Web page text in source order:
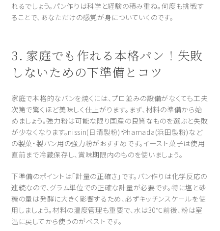
れるでしょう。パン作りは科学と経験の積み重ね。何度も挑戦す
ることで、あなただけの感覚が身についていくのです。
3. 家庭でも作れる本格パン！失敗
しないための下準備とコツ
家庭で本格的なパンを焼くには、プロ並みの設備がなくても工夫
次第で驚くほど美味しく仕上がります。まず、材料の準備から始
めましょう。強力粉は可能な限り国産の良質なものを選ぶと失敗
が少なくなります。nissin(日清製粉)やhamada(浜田製粉)など
の製菓・製パン用の強力粉がおすすめです。イースト菓子は使用
直前まで冷蔵保存し、賞味期限内のものを使いましょう。
下準備のポイントは「計量の正確さ」です。パン作りは化学反応の
連続なので、グラム単位での正確な計量が必要です。特に塩と砂
糖の量は発酵に大きく影響するため、必ずキッチンスケールを使
用しましょう。材料の温度管理も重要で、水は30℃前後、粉は室
温に戻してから使うのがベストです。